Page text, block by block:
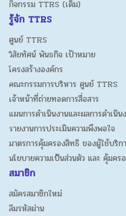
กิจกรรม TTRS (เดิม)
รู้จัก TTRS
ศูนย์ TTRS
วิสัยทัศน์ พันธกิจ เป้าหมาย
โครงสร้างองค์กร
คณะกรรมการบริหาร ศูนย์ TTRS
เจ้าหน้าที่ถ่ายทอดการสื่อสาร
แผนการดำเนินงานและผลการดำเนิน
รายงานการประเมินความพึงพอใจ
มาตรการคุ้มครองสิทธิ ของผู้ใช้บริก
นโยบายความเป็นส่วนตัว และ คุ้มคร
สมาชิก
สมัครสมาชิกใหม่
ลืมรหัสผ่าน